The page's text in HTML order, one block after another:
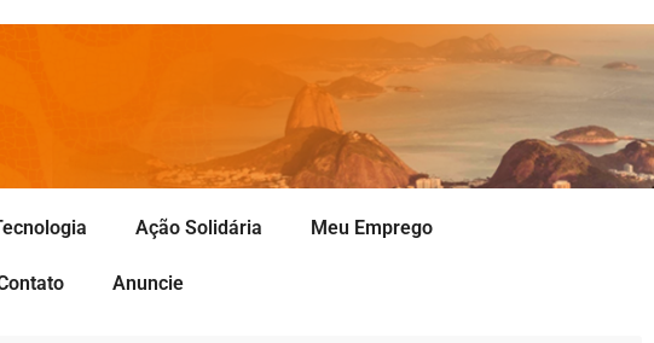
Ação Solidária Meu Emprego
Anuncie